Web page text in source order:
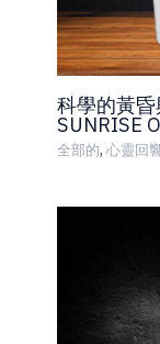
科學的黃
SUNRISE
全部的, 心靈回